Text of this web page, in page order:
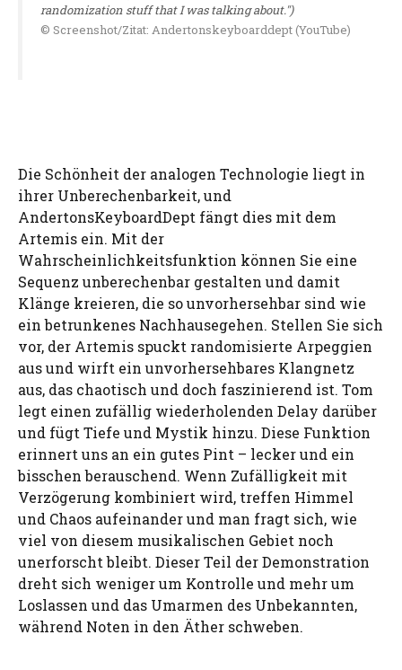
randomization stuff that I was talking about.")
© Screenshot/Zitat: Andertonskeyboarddept (YouTube)
Die Schönheit der analogen Technologie liegt in
ihrer Unberechenbarkeit, und
AndertonsKeyboardDept fängt dies mit dem
Artemis ein. Mit der
Wahrscheinlichkeitsfunktion können Sie eine
Sequenz unberechenbar gestalten und damit
Klänge kreieren, die so unvorhersehbar sind wie
ein betrunkenes Nachhausegehen. Stellen Sie sich
vor, der Artemis spuckt randomisierte Arpeggien
aus und wirft ein unvorhersehbares Klangnetz
aus, das chaotisch und doch faszinierend ist. Tom
legt einen zufällig wiederholenden Delay darüber
und fügt Tiefe und Mystik hinzu. Diese Funktion
erinnert uns an ein gutes Pint – lecker und ein
bisschen berauschend. Wenn Zufälligkeit mit
Verzögerung kombiniert wird, treffen Himmel
und Chaos aufeinander und man fragt sich, wie
viel von diesem musikalischen Gebiet noch
unerforscht bleibt. Dieser Teil der Demonstration
dreht sich weniger um Kontrolle und mehr um
Loslassen und das Umarmen des Unbekannten,
während Noten in den Äther schweben.